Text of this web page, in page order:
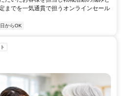
までを一気通貫で担うオンラインセール
からOK